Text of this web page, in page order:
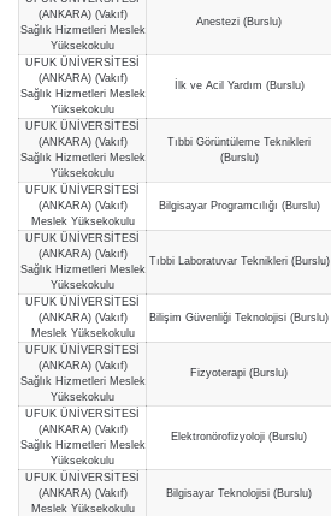
(ANKARA) (Vakıf)
Sağlık Hizmetleri Meslek
Yüksekokulu
Anestezi (Burslu)
UFUK ÜNİVERSİTESİ
(ANKARA) (Vakıf)
Sağlık Hizmetleri Meslek
Yüksekokulu
İlk ve Acil Yardım (Burslu)
UFUK ÜNİVERSİTESİ
(ANKARA) (Vakıf)
Sağlık Hizmetleri Meslek
Yüksekokulu
Tıbbi Görüntüleme Teknikleri
(Burslu)
UFUK ÜNİVERSİTESİ
(ANKARA) (Vakıf)
Meslek Yüksekokulu
Bilgisayar Programcılığı (Burslu)
UFUK ÜNİVERSİTESİ
(ANKARA) (Vakıf)
Sağlık Hizmetleri Meslek
Yüksekokulu
Tıbbi Laboratuvar Teknikleri (Burslu)
UFUK ÜNİVERSİTESİ
(ANKARA) (Vakıf)
Meslek Yüksekokulu
Bilişim Güvenliği Teknolojisi (Burslu)
UFUK ÜNİVERSİTESİ
(ANKARA) (Vakıf)
Sağlık Hizmetleri Meslek
Yüksekokulu
Fizyoterapi (Burslu)
UFUK ÜNİVERSİTESİ
(ANKARA) (Vakıf)
Sağlık Hizmetleri Meslek
Yüksekokulu
Elektronörofizyoloji (Burslu)
UFUK ÜNİVERSİTESİ
(ANKARA) (Vakıf)
Meslek Yüksekokulu
Bilgisayar Teknolojisi (Burslu)